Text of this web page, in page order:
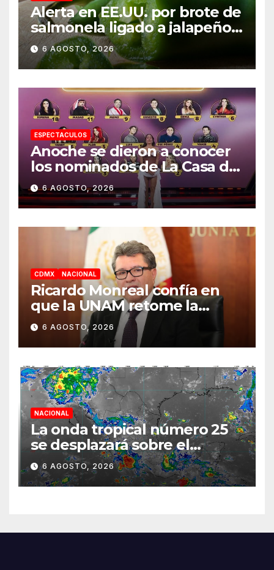
Alerta en EE.UU. por brote de
salmonela ligado a jalapeños
mexicanos; reportan 345
casos
6 AGOSTO, 2026
ESPECTACULOS
Anoche se dieron a conocer
los nominados de La Casa de
los Famosos México 2026 en
la segunda semana
6 AGOSTO, 2026
CDMX NACIONAL
Ricardo Monreal confía en
que la UNAM retome la
normalidad e inicie el
semestre mediante el
diálogo
6 AGOSTO, 2026
NACIONAL
La onda tropical número 25
se desplazará sobre el
sureste mexicano
6 AGOSTO, 2026